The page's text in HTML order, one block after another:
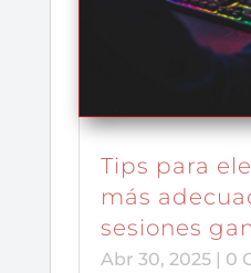
Tips para
más
sesiones
Abr 30, 2025| 0